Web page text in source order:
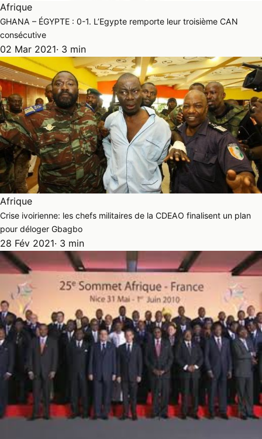
Afrique
GHANA – ÉGYPTE : 0-1. L’Egypte remporte leur troisième CAN
consécutive
02 Mar 2021· 3 min
Afrique
Crise ivoirienne: les chefs militaires de la CDEAO finalisent un plan
pour déloger Gbagbo
28 Fév 2021· 3 min